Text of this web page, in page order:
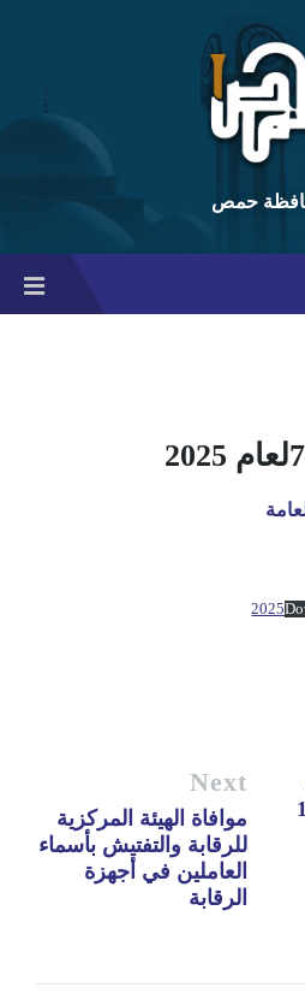
حمص
Next
موافاة الهيئة المركزية
للرقابة والتفتيش بأسماء
العاملين في أجهزة
الرقابة